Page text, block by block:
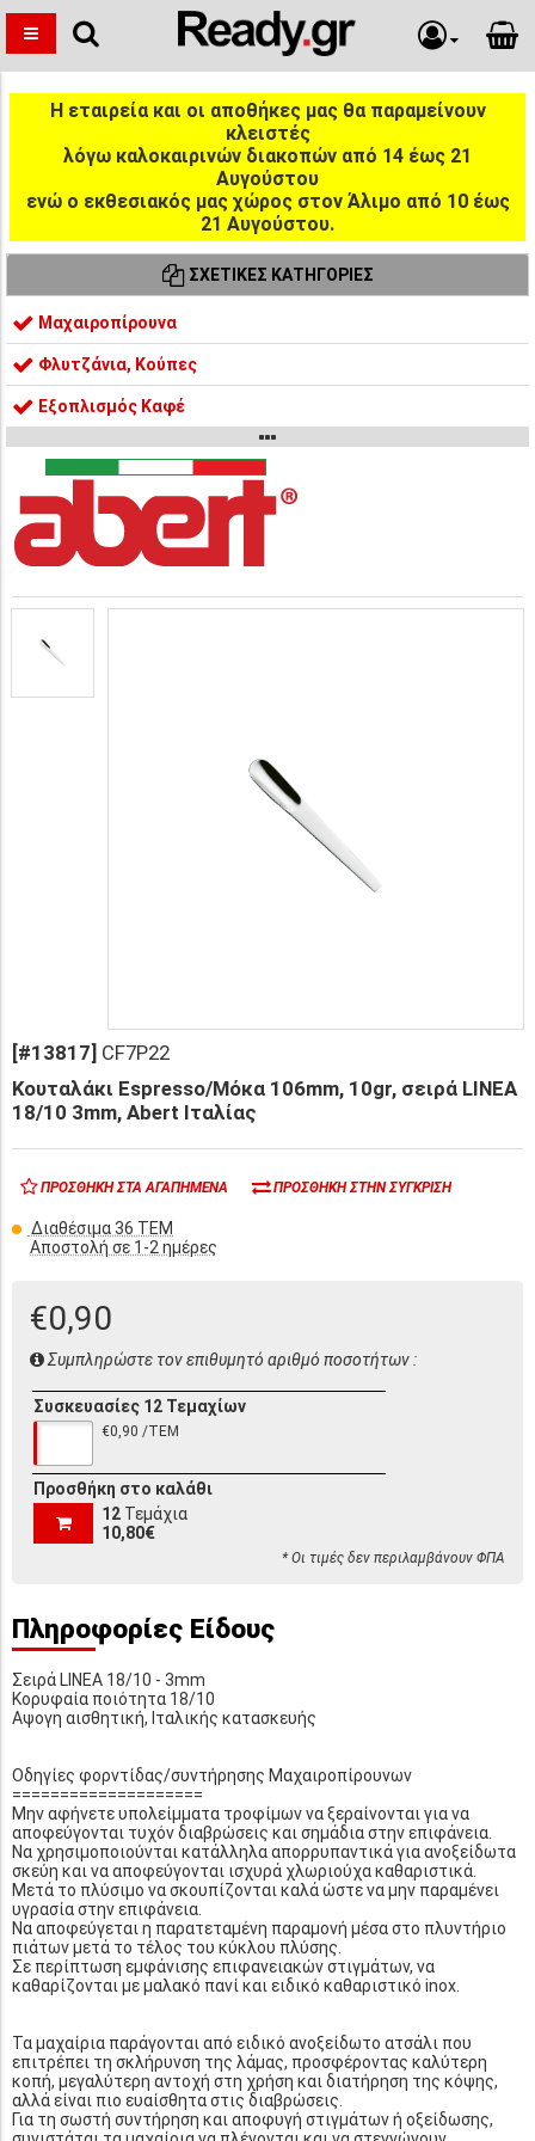
Η εταιρεία και οι αποθήκες μας θα παραμείνουν
κλειστές
λόγω καλοκαιρινών διακοπών από 14 έως 21
Αυγούστου
ενώ ο εκθεσιακός μας χώρος στον Άλιμο από 10 έως
21 Αυγούστου.
ΣΧΕΤΙΚΈΣ ΚΑΤΗΓΟΡΊΕΣ
Μαχαιροπίρουνα
Φλυτζάνια, Κούπες
Εξοπλισμός Καφέ
[#13817] CF7P22
Κουταλάκι Espresso/Μόκα 106mm, 10gr, σειρά LINEA
18/10 3mm, Abert Ιταλίας
ΠΡΟΣΘΉΚΗ ΣΤΑ ΑΓΑΠΗΜΈΝΑ ΠΡΟΣΘΉΚΗ ΣΤΗΝ ΣΎΓΚΡΙΣΗ
Διαθέσιμα 36 ΤΕΜ
Αποστολή σε 1-2 ημέρες
€0,90
Συμπληρώστε τον επιθυμητό αριθμό ποσοτήτων :
Συσκευασίες 12 Τεμαχίων
€0,90 /ΤΕΜ
Προσθήκη στο καλάθι
12 Τεμάχια
10,80€
* Οι τιμές δεν περιλαμβάνουν ΦΠΑ
Πληροφορίες Είδους
Σειρά LINEA 18/10 - 3mm
Κορυφαία ποιότητα 18/10
Αψογη αισθητική, Ιταλικής κατασκευής
Οδηγίες φορντίδας/συντήρησης Μαχαιροπίρουνων
====================
Μην αφήνετε υπολείμματα τροφίμων να ξεραίνονται για να
αποφεύγονται τυχόν διαβρώσεις και σημάδια στην επιφάνεια.
Να χρησιμοποιούνται κατάλληλα απορρυπαντικά για ανοξείδωτα
σκεύη και να αποφεύγονται ισχυρά χλωριούχα καθαριστικά.
Μετά το πλύσιμο να σκουπίζονται καλά ώστε να μην παραμένει
υγρασία στην επιφάνεια.
Να αποφεύγεται η παρατεταμένη παραμονή μέσα στο πλυντήριο
πιάτων μετά το τέλος του κύκλου πλύσης.
Σε περίπτωση εμφάνισης επιφανειακών στιγμάτων, να
καθαρίζονται με μαλακό πανί και ειδικό καθαριστικό inox.
Τα μαχαίρια παράγονται από ειδικό ανοξείδωτο ατσάλι που
επιτρέπει τη σκλήρυνση της λάμας, προσφέροντας καλύτερη
κοπή, μεγαλύτερη αντοχή στη χρήση και διατήρηση της κόψης,
αλλά είναι πιο ευαίσθητα στις διαβρώσεις.
Για τη σωστή συντήρηση και αποφυγή στιγμάτων ή οξείδωσης,